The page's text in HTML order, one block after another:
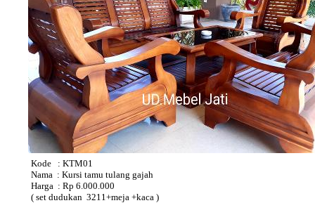
Kode : KTM01
Nama : Kursi tamu tulang gajah
Harga : Rp 6.000.000
( set dudukan 3211+meja +kaca )